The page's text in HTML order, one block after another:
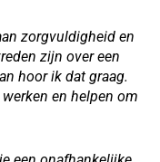
zorgvuldigheid en
zijn over een
hoor ik dat graag.
en helpen om